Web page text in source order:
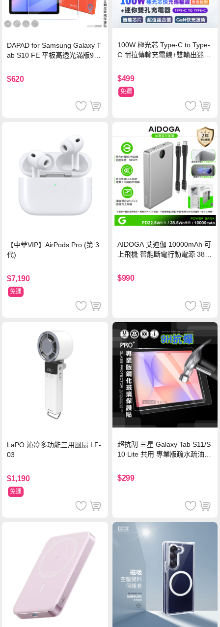
DAPAD for Samsung Galaxy T
ab S10 FE 平板高透光滿版9H
$620
100W 極光芯 Type-C to Type-
C 耐拉傳輸充電線+雙輸出迷你
$499
免運
【中華VIP】AirPods Pro (第 3
代)
$7,190
免運
AIDOGA 艾迪伽 10000mAh 可
上飛機 智能斷電行動電源 38.5
灣BSMI/中國CCC/歐美CE/FCC
認證
$990
LaPO 沁冷多功能三用風扇 LF-
03
$1,190
免運
超抗刮 三星 Galaxy Tab S11/S
10 Lite 共用 專業版疏水疏油9
$299